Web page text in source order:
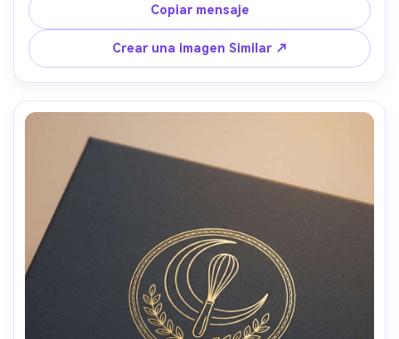
vectorial plana, fuente redondeada juguetona, forma de
pegatina limpia, centrado en fondo blanco, lente de 85
mm, profundidad de campo poco profunda- -ar 4:5
Copiar mensaje
Crear una imagen Similar ↗